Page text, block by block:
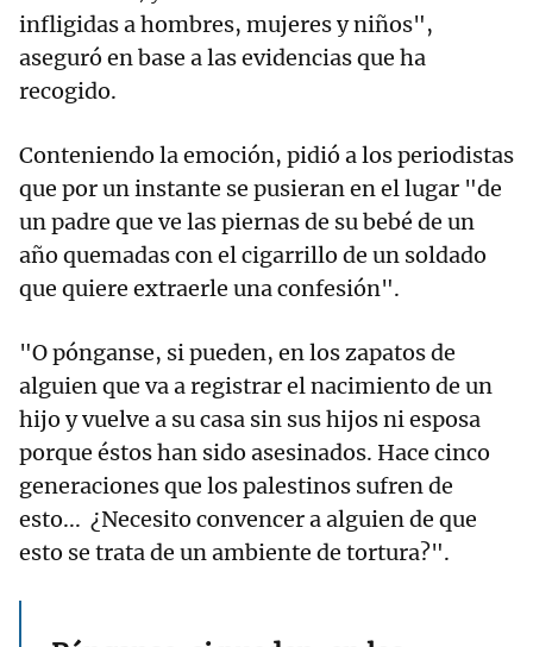
infligidas a hombres, mujeres y niños",
aseguró en base a las evidencias que ha
recogido.
Conteniendo la emoción, pidió a los periodistas
que por un instante se pusieran en el lugar "de
un padre que ve las piernas de su bebé de un
año quemadas con el cigarrillo de un soldado
que quiere extraerle una confesión".
"O pónganse, si pueden, en los zapatos de
alguien que va a registrar el nacimiento de un
hijo y vuelve a su casa sin sus hijos ni esposa
porque éstos han sido asesinados. Hace cinco
generaciones que los palestinos sufren de
esto... ¿Necesito convencer a alguien de que
esto se trata de un ambiente de tortura?".